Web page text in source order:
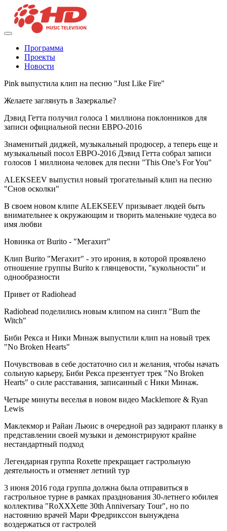
Программа
Проекты
Новости
Pink выпустила клип на песню "Just Like Fire"
Желаете заглянуть в Зазеркалье?
Дэвид Гетта получил голоса 1 миллиона поклонников для
записи официальной песни ЕВРО-2016
Знаменитый диджей, музыкальный продюсер, а теперь еще и
музыкальный посол ЕВРО-2016 Дэвид Гетта собрал записи
голосов 1 миллиона человек для песни "This One’s For You"
ALEKSEEV выпустил новый трогательный клип на песню
"Снов осколки"
В своем новом клипе ALEKSEEV призывает людей быть
внимательнее к окружающим и творить маленькие чудеса во
имя любви
Новинка от Burito - "Мегахит"
Клип Burito "Мегахит" - это ирония, в которой проявлено
отношение группы Burito к глянцевости, "кукольности" и
однообразности
Привет от Radiohead
Radiohead поделились новым клипом на сингл "Burn the
Witch"
Биби Рекса и Ники Минаж выпустили клип на новый трек
"No Broken Hearts"
Почувствовав в себе достаточно сил и желания, чтобы начать
сольную карьеру, Биби Рекса презентует трек "No Broken
Hearts" о силе расставания, записанный с Ники Минаж.
Четыре минуты веселья в новом видео Macklemore & Ryan
Lewis
Маклекмор и Райан Льюис в очередной раз задирают планку в
представлении своей музыки и демонстрируют крайне
нестандартный подход
Легендарная группа Roxette прекращает гастрольную
деятельность и отменяет летний тур
3 июня 2016 года группа должна была отправиться в
гастрольное турне в рамках празднования 30-летнего юбилея
коллектива "RoXXXette 30th Anniversary Tour", но по
настоянию врачей Мари Фредрикссон вынуждена
воздержаться от гастролей